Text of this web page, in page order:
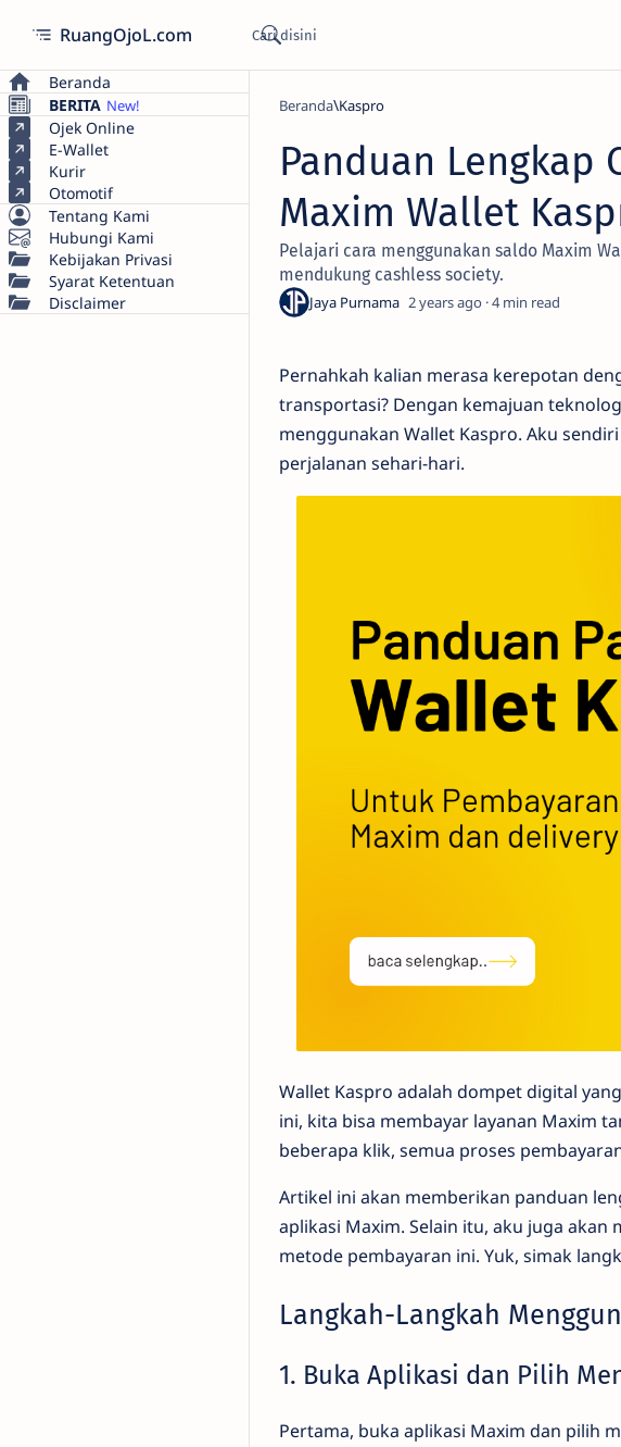
RuangOjoL.com
Beranda
BERITA
Ojek Online
E-Wallet
Kurir
Otomotif
Tentang Kami
Hubungi Kami
Kebijakan Privasi
Syarat Ketentuan
Disclaimer
Beranda Kaspro
Panduan Lengkap
Maxim Wallet
Pelajari cara menggunakan saldo Maxim
mendukung cashless society.
2 years ago 4
Pernahkah kalian merasa kerepotan
transportasi? Dengan kemajuan
menggunakan Wallet Kaspro. Aku
perjalanan sehari-hari.
Wallet Kaspro adalah dompet digital
ini, kita bisa membayar layanan Maxim
beberapa klik, semua proses
Artikel ini akan memberikan panduan
aplikasi Maxim. Selain itu, aku juga
metode pembayaran ini. Yuk, simak
Langkah-Langkah
1. Buka Aplikasi dan Pilih
Pertama, buka aplikasi Maxim dan pilih